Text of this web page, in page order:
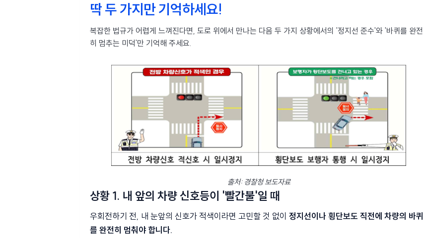
딱 두 가지만 기억하세요!
복잡한 법규가 어렵게 느껴진다면, 도로 위에서 만나는 다음 두 가지 상황에서의 '정지선 준수'와 '바퀴를 완전
히 멈추는 미덕'만 기억해 주세요.
출처: 경찰청 보도자료
상황 1. 내 앞의 차량 신호등이 '빨간불'일 때
우회전하기 전, 내 눈앞의 신호가 적색이라면 고민할 것 없이 정지선이나 횡단보도 직전에 차량의 바퀴
를 완전히 멈춰야 합니다.